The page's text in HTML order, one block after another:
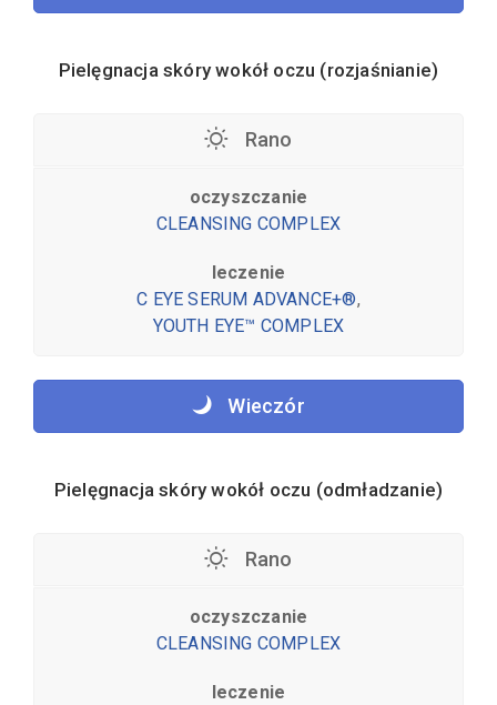
Pielęgnacja skóry wokół oczu (rozjaśnianie)
Rano
oczyszczanie
CLEANSING COMPLEX
leczenie
C EYE SERUM ADVANCE+®,
YOUTH EYE™ COMPLEX
Wieczór
Pielęgnacja skóry wokół oczu (odmładzanie)
Rano
oczyszczanie
CLEANSING COMPLEX
leczenie